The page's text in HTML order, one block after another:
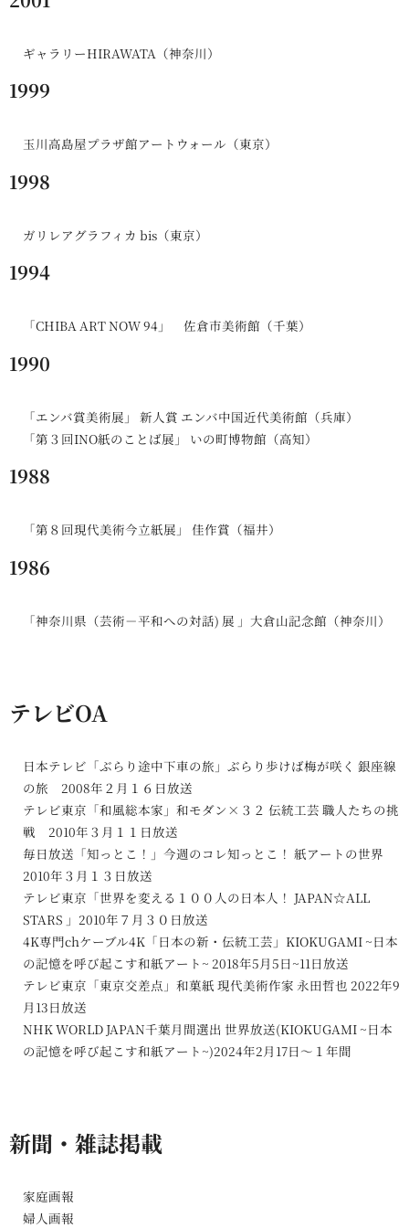
ギャラリーHIRAWATA（神奈川）
1999
玉川高島屋プラザ館アートウォール（東京）
1998
ガリレアグラフィカ bis（東京）
1994
「CHIBA ART NOW 94」 佐倉市美術館（千葉）
1990
「エンバ賞美術展」 新人賞 エンバ中国近代美術館（兵庫）
「第３回INO紙のことば展」 いの町博物館（高知）
1988
「第８回現代美術今立紙展」 佳作賞（福井）
1986
「神奈川県（芸術－平和への対話) 展 」大倉山記念館（神奈川）
テレビOA
日本テレビ「ぶらり途中下車の旅」ぶらり歩けば梅が咲く 銀座線
の旅 2008年２月１６日放送
テレビ東京「和風総本家」和モダン×３２ 伝統工芸 職人たちの挑
戦 2010年３月１１日放送
毎日放送「知っとこ！」今週のコレ知っとこ！ 紙アートの世界
2010年３月１３日放送
テレビ東京「世界を変える１００人の日本人！ JAPAN☆ALL
STARS 」2010年７月３０日放送
4K専門chケーブル4K「日本の新・伝統工芸」KIOKUGAMI ~日本
の記憶を呼び起こす和紙アート~ 2018年5月5日~11日放送
テレビ東京「東京交差点」和菓紙 現代美術作家 永田哲也 2022年9
月13日放送
NHK WORLD JAPAN千葉月間選出 世界放送(KIOKUGAMI ~日本
の記憶を呼び起こす和紙アート~)2024年2月17日〜１年間
新聞・雑誌掲載
家庭画報
婦人画報